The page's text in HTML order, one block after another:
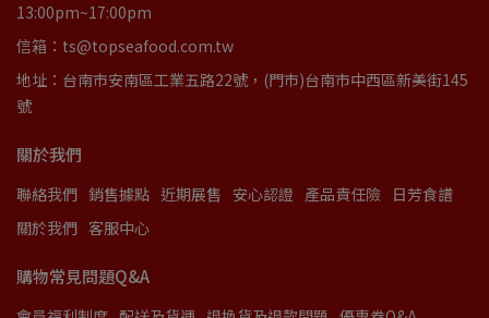
13:00pm~17:00pm
信箱：ts@topseafood.com.tw
地址：台南市安南區工業五路22號，(門市)台南市中西區新美街145
號
關於我們
聯絡我們 銷售據點 近期展售 安心認證 產品責任險 日芳食譜
關於我們 客服中心
購物常見問題Q&A